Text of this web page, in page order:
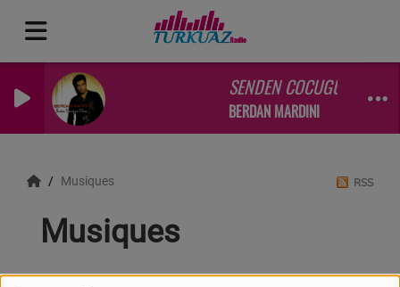
SENDEN COCUGUM
BERDAN MARDINI
Musiques
Musiques
RSS